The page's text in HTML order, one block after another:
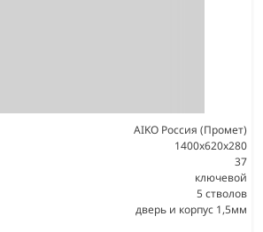
AIKO Россия (Промет)
1400x620x280
37
ключевой
5 стволов
дверь и корпус 1,5мм